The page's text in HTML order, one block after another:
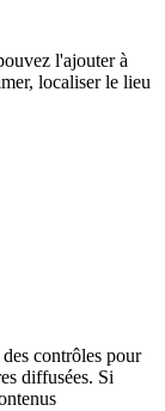
l'ajouter à
localiser le lieu
contrôles pour
diffusées. Si